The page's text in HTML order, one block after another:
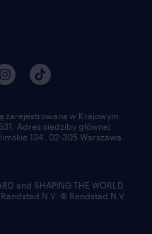
zarejestrowaną w Krajowym
Adres siedziby głównej
134, 02-305 Warszawa.
and SHAPING THE WORLD
N.V. © Randstad N.V